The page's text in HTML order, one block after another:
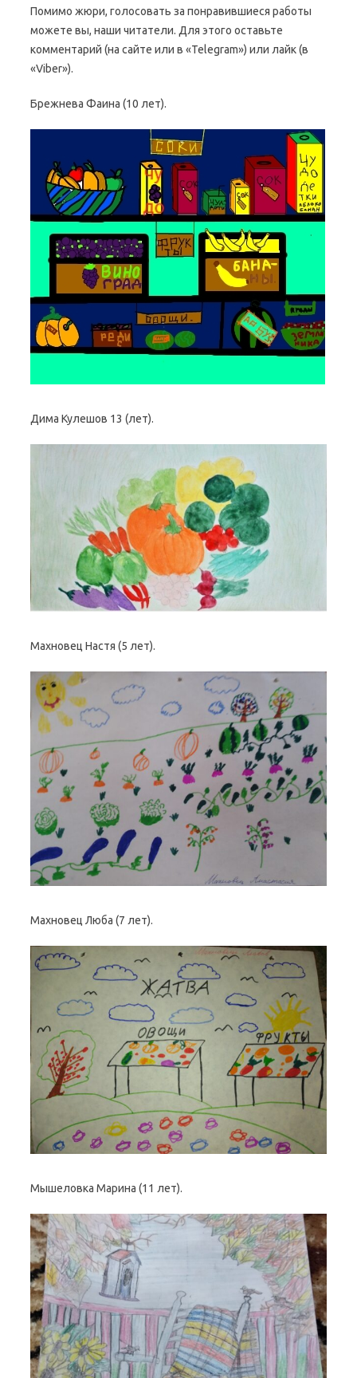
Помимо жюри, голосовать за понравившиеся работы
можете вы, наши читатели. Для этого оставьте
комментарий (на сайте или в «Telegram») или лайк (в
«Viber»).
Брежнева Фаина (10 лет).
Дима Кулешов 13 (лет).
Махновец Настя (5 лет).
Махновец Люба (7 лет).
Мышеловка Марина (11 лет).